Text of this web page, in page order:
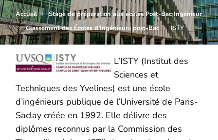
Accueil › Stage de préparation aux écoles Post-Bac Ingénieur
› Classement des Écoles d’Ingénieurs post-Bac › ISTY
L’ISTY (Institut des
Sciences et
Techniques des Yvelines) est une école
d’ingénieurs publique de l’Université de Paris-
Saclay créée en 1992. Elle délivre des
diplômes reconnus par la Commission des